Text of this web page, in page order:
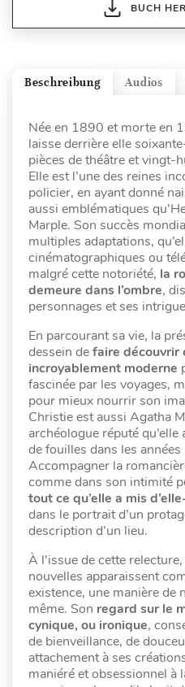
BUCH
Audios
Beschreibung
Née en 1890 et morte en
laisse derrière elle
pièces de théâtre et vingt-
Elle est l’une des reines
policier, en ayant donné
aussi emblématiques
Marple. Son succès
multiples adaptations,
cinématographiques ou
malgré cette notoriété, la
demeure dans l’ombre,
personnages et ses
En parcourant sa vie, la
dessein defaire découvrir
incroyablement moderne
fascinée par les voyages,
pour mieux nourrir son
Christie est aussi Agatha
archéologue réputé
de fouilles dans les
Accompagner la
comme dans son intimité
tout ce qu’elle a mis
dans le portrait d’un
description d’un lieu.
À l’issue de cette
nouvelles apparaissent
existence, une manière de
même. Son regard sur le
cynique, ou ironique,
de bienveillance, de
attachement à ses
maniéré et obsessionnel à